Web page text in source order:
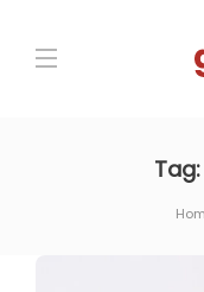
Tag: